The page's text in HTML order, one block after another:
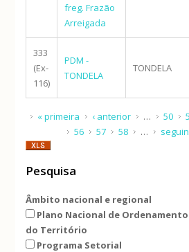
freg. Frazão
Arreigada
333
(Ex-
116)
PDM -
TONDELA
TONDELA
Páginas
« primeira ‹ anterior … 50
56
57 58 …
Pesquisa
Âmbito nacional e regional
Plano Nacional de Ordenamento
do Território
Programa Setorial